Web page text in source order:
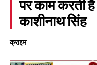
पर काम करती है
काशीनाथ सिंह
क्राइम